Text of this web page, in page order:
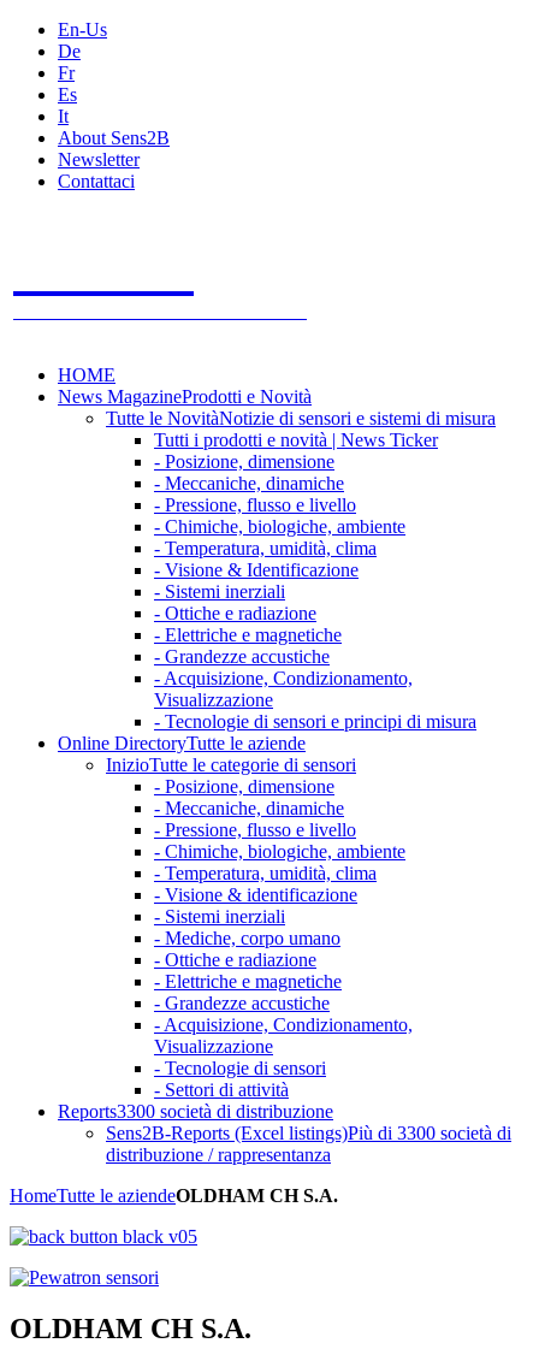
En-Us
De
Fr
Es
It
About Sens2B
Newsletter
Contattaci
HOME
News MagazineProdotti e Novità
Tutte le NovitàNotizie di sensori e sistemi di misura
Tutti i prodotti e novità | News Ticker
- Posizione, dimensione
- Meccaniche, dinamiche
- Pressione, flusso e livello
- Chimiche, biologiche, ambiente
- Temperatura, umidità, clima
- Visione & Identificazione
- Sistemi inerziali
- Ottiche e radiazione
- Elettriche e magnetiche
- Grandezze accustiche
- Acquisizione, Condizionamento,
Visualizzazione
- Tecnologie di sensori e principi di misura
Online DirectoryTutte le aziende
InizioTutte le categorie di sensori
- Posizione, dimensione
- Meccaniche, dinamiche
- Pressione, flusso e livello
- Chimiche, biologiche, ambiente
- Temperatura, umidità, clima
- Visione & identificazione
- Sistemi inerziali
- Mediche, corpo umano
- Ottiche e radiazione
- Elettriche e magnetiche
- Grandezze accustiche
- Acquisizione, Condizionamento,
Visualizzazione
- Tecnologie di sensori
- Settori di attività
Reports3300 società di distribuzione
Sens2B-Reports (Excel listings)Più di 3300 società di
distribuzione / rappresentanza
HomeTutte le aziendeOLDHAM CH S.A.
OLDHAM CH S.A.